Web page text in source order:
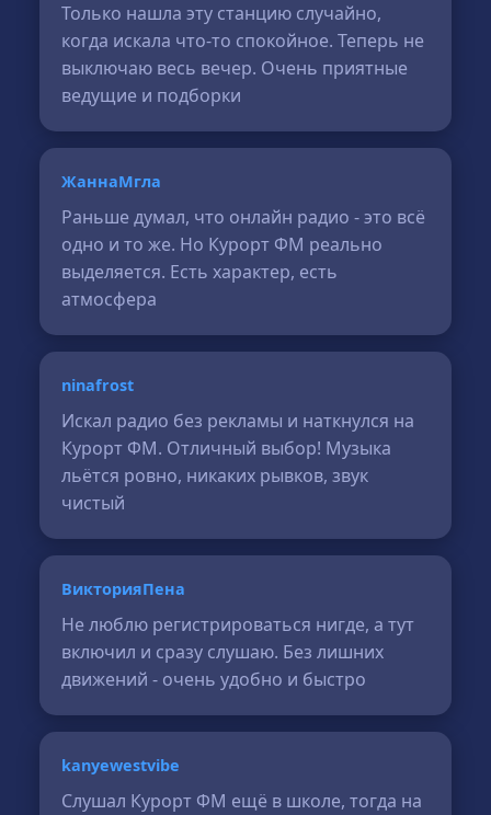
Только нашла эту станцию случайно,
когда искала что-то спокойное. Теперь не
выключаю весь вечер. Очень приятные
ведущие и подборки
ЖаннаМгла
Раньше думал, что онлайн радио - это всё
одно и то же. Но Курорт ФМ реально
выделяется. Есть характер, есть
атмосфера
ninafrost
Искал радио без рекламы и наткнулся на
Курорт ФМ. Отличный выбор! Музыка
льётся ровно, никаких рывков, звук
чистый
ВикторияПена
Не люблю регистрироваться нигде, а тут
включил и сразу слушаю. Без лишних
движений - очень удобно и быстро
kanyewestvibe
Слушал Курорт ФМ ещё в школе, тогда на